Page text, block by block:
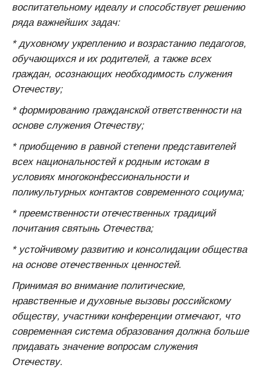
воспитательному идеалу и способствует решению
ряда важнейших задач:
* духовному укреплению и возрастанию педагогов,
обучающихся и их родителей, а также всех
граждан, осознающих необходимость служения
Отечеству;
* формированию гражданской ответственности на
основе служения Отечеству;
* приобщению в равной степени представителей
всех национальностей к родным истокам в
условиях многоконфессиональности и
поликультурных контактов современного социума;
* преемственности отечественных традиций
почитания святынь Отечества;
* устойчивому развитию и консолидации общества
на основе отечественных ценностей.
Принимая во внимание политические,
нравственные и духовные вызовы российскому
обществу, участники конференции отмечают, что
современная система образования должна больше
придавать значение вопросам служения
Отечеству.